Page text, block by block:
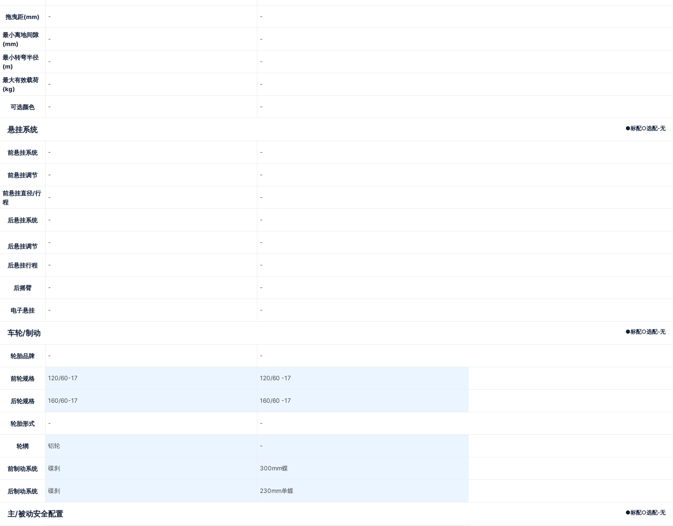
拖曳距(mm) - -
最小离地间隙
(mm)
- -
最小转弯半径
(m)
- -
最大有效载荷
(kg)
- -
可选颜色 - -
悬挂系统 ●标配○选配-无
前悬挂系统 - -
前悬挂调节 - -
前悬挂直径/行
程
- -
后悬挂系统 - -
后悬挂调节
- -
后悬挂行程 - -
后摇臂 - -
电子悬挂 - -
车轮/制动 ●标配○选配-无
轮胎品牌 - -
前轮规格 120/60-17 120/60 -17
后轮规格 160/60-17 160/60 -17
轮胎形式 - -
轮辋 铝轮 -
前制动系统 碟刹 300mm蝶
后制动系统 碟刹 230mm单蝶
主/被动安全配置 ●标配○选配-无